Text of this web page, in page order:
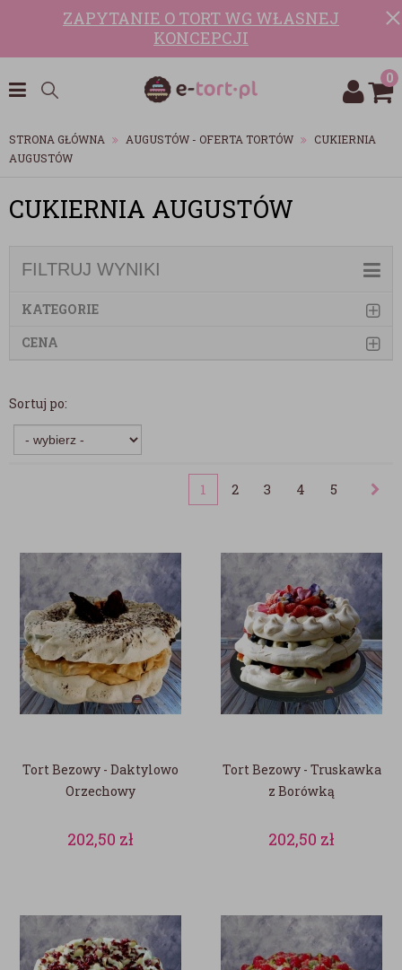
ZAPYTANIE O TORT WG WŁASNEJ
KONCEPCJI
0
STRONA GŁÓWNA AUGUSTÓW - OFERTA TORTÓW
CUKIERNIA
AUGUSTÓW
CUKIERNIA AUGUSTÓW
FILTRUJ WYNIKI
KATEGORIE
CENA
Sortuj po:
1 2 3 4 5
Tort Bezowy - Daktylowo
Orzechowy
202,50 zł
Tort Bezowy - Truskawka
z Borówką
202,50 zł